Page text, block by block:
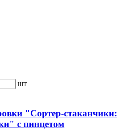
шт
"Сортер-стаканчики:
с пинцетом